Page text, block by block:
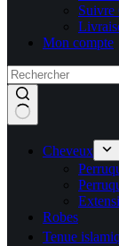
Suivre
Mon compte
Cheveux
Robes
Tenue